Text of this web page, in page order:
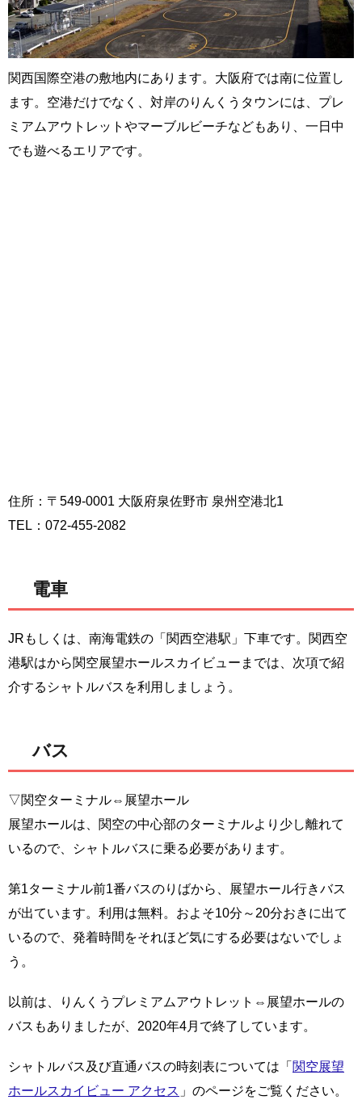
関西国際空港の敷地内にあります。大阪府では南に位置し
ます。空港だけでなく、対岸のりんくうタウンには、プレ
ミアムアウトレットやマーブルビーチなどもあり、一日中
でも遊べるエリアです。
住所：〒549-0001 大阪府泉佐野市 泉州空港北1
TEL：072-455-2082
電車
JRもしくは、南海電鉄の「関西空港駅」下車です。関西空
港駅はから関空展望ホールスカイビューまでは、次項で紹
介するシャトルバスを利用しましょう。
バス
▽関空ターミナル⇔展望ホール
展望ホールは、関空の中心部のターミナルより少し離れて
いるので、シャトルバスに乗る必要があります。
第1ターミナル前1番バスのりばから、展望ホール行きバス
が出ています。利用は無料。およそ10分～20分おきに出て
いるので、発着時間をそれほど気にする必要はないでしょ
う。
以前は、りんくうプレミアムアウトレット⇔展望ホールの
バスもありましたが、2020年4月で終了しています。
シャトルバス及び直通バスの時刻表については「 関空展望
ホールスカイビュー アクセス 」のページをご覧ください。